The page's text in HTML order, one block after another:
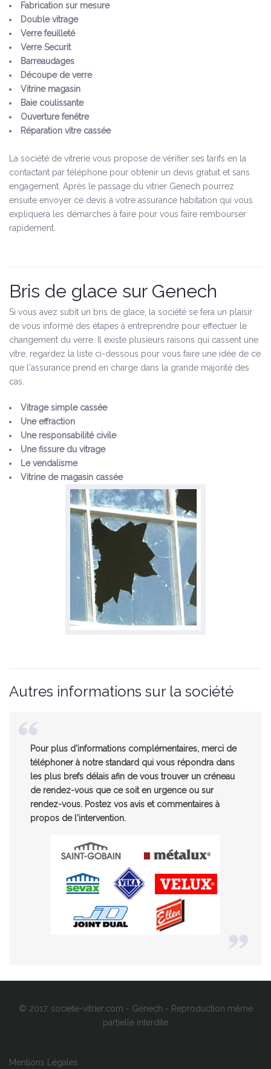
Fabrication sur mesure
Double vitrage
Verre feuilleté
Verre Securit
Barreaudages
Découpe de verre
Vitrine magasin
Baie coulissante
Ouverture fenêtre
Réparation vitre cassée
La société de vitrerie vous propose de vérifier ses tarifs en la
contactant par téléphone pour obtenir un devis gratuit et sans
engagement. Après le passage du vitrier Genech pourrez
ensuite envoyer ce devis à votre assurance habitation qui vous
expliquera les démarches à faire pour vous faire rembourser
rapidement.
Bris de glace sur Genech
Si vous avez subit un bris de glace, la société se fera un plaisir
de vous informé des étapes à entreprendre pour effectuer le
changement du verre. Il existe plusieurs raisons qui cassent une
vitre, regardez la liste ci-dessous pour vous faire une idée de ce
que l'assurance prend en charge dans la grande majorité des
cas.
Vitrage simple cassée
Une effraction
Une responsabilité civile
Une fissure du vitrage
Le vendalisme
Vitrine de magasin cassée
Autres informations sur la société
Pour plus d'informations complémentaires, merci de
téléphoner à notre standard qui vous répondra dans
les plus brefs délais afin de vous trouver un créneau
de rendez-vous que ce soit en urgence ou sur
rendez-vous. Postez vos avis et commentaires à
propos de l'intervention.
© 2017. societe-vitrier.com - Genech - Reproduction même
partielle interdite
Mentions Légales